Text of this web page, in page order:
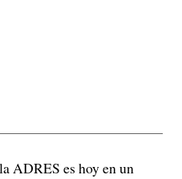
ADRES es hoy en un